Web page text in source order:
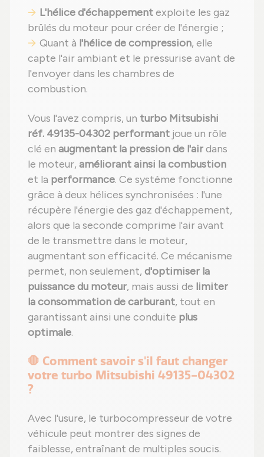
L'hélice d'échappementexploite les gaz
brûlés du moteur pour créer de l'énergie ;
Quant à l'hélice de compression, elle
capte l'air ambiant et le pressurise avant de
l'envoyer dans les chambres de
combustion.
Vous l'avez compris, un turbo Mitsubishi
réf. 49135-04302 performant joue un rôle
clé en augmentant la pression de l'airdans
le moteur, améliorant ainsi la combustion
et la performance. Ce système fonctionne
grâce à deux hélices synchronisées : l'une
récupère l'énergie des gaz d'échappement,
alors que la seconde comprime l'air avant
de le transmettre dans le moteur,
augmentant son efficacité. Ce mécanisme
permet, non seulement, d'optimiser la
puissance du moteur, mais aussi de limiter
la consommation de carburant, tout en
garantissant ainsi une conduite plus
optimale.
🛑 Comment savoir s'il faut changer
votre turbo Mitsubishi 49135-04302
?
Avec l'usure, le turbocompresseur de votre
véhicule peut montrer des signes de
faiblesse, entraînant de multiples soucis.